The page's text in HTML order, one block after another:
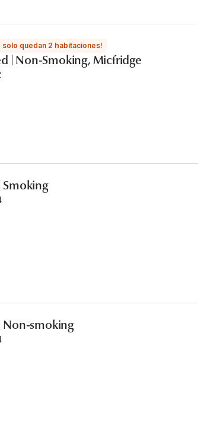
solo quedan 2 habitaciones!
| Non-Smoking, Micfridge
Smoking
Non-smoking